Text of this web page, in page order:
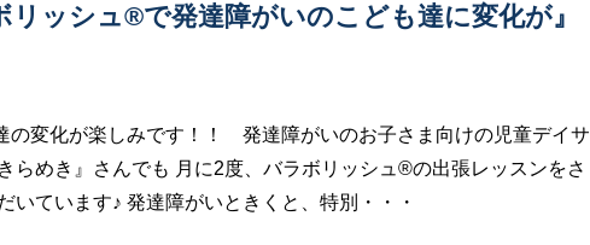
ッシュ®で発達障がいのこども達に変化が』
の変化が楽しみです！！ 発達障がいのお子さま向けの児童デイサ
らめき』さんでも 月に2度、バラボリッシュ®の出張レッスンをさ
いています♪ 発達障がいときくと、特別・・・